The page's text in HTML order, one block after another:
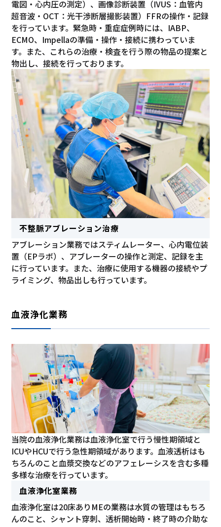
電図・心内圧の測定）、画像診断装置（IVUS：血管内
超音波・OCT：光干渉断層撮影装置）FFRの操作・記録
を行っています。緊急時・重症症例時には、IABP、
ECMO、Impellaの準備・操作・接続に携わっていま
す。また、これらの治療・検査を行う際の物品の提案と
物出し、接続を行っております。
不整脈アブレーション治療
アブレーション業務ではスティムレーター、心内電位装
置（EPラボ）、アブレーターの操作と測定、記録を主
に行っています。また、治療に使用する機器の接続やプ
ライミング、物品出しも行っています。
血液浄化業務
当院の血液浄化業務は血液浄化室で行う慢性期領域と
ICUやHCUで行う急性期領域があります。血液透析はも
ちろんのこと血漿交換などのアフェレーシスを含む多種
多様な治療を行っています。
血液浄化室業務
血液浄化室は20床ありMEの業務は水質の管理はもちろ
んのこと、シャント穿刺、透析開始時・終了時の介助な